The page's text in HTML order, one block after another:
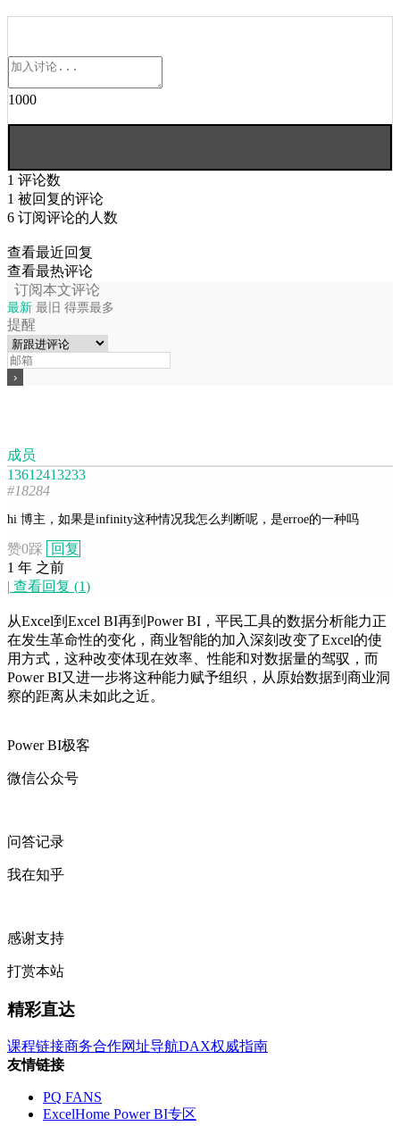
1000
1 评论数
1 被回复的评论
6 订阅评论的人数
查看最近回复
查看最热评论
订阅本文评论
最新 最旧 得票最多
提醒
成员
13612413233
#18284
hi 博主，如果是infinity这种情况我怎么判断呢，是erroe的一种吗
赞0踩
回复
1 年 之前
| 查看回复 (1)
从Excel到Excel BI再到Power BI，平民工具的数据分析能力正
在发生革命性的变化，商业智能的加入深刻改变了Excel的使
用方式，这种改变体现在效率、性能和对数据量的驾驭，而
Power BI又进一步将这种能力赋予组织，从原始数据到商业洞
察的距离从未如此之近。
Power BI极客
微信公众号
问答记录
我在知乎
感谢支持
打赏本站
精彩直达
课程链接商务合作网址导航DAX权威指南
友情链接
PQ FANS
ExcelHome Power BI专区